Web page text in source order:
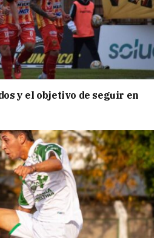
y el objetivo de seguir en